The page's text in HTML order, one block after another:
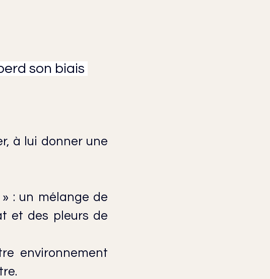
son biais
à lui donner une
: un mélange de
et des pleurs de
environnement